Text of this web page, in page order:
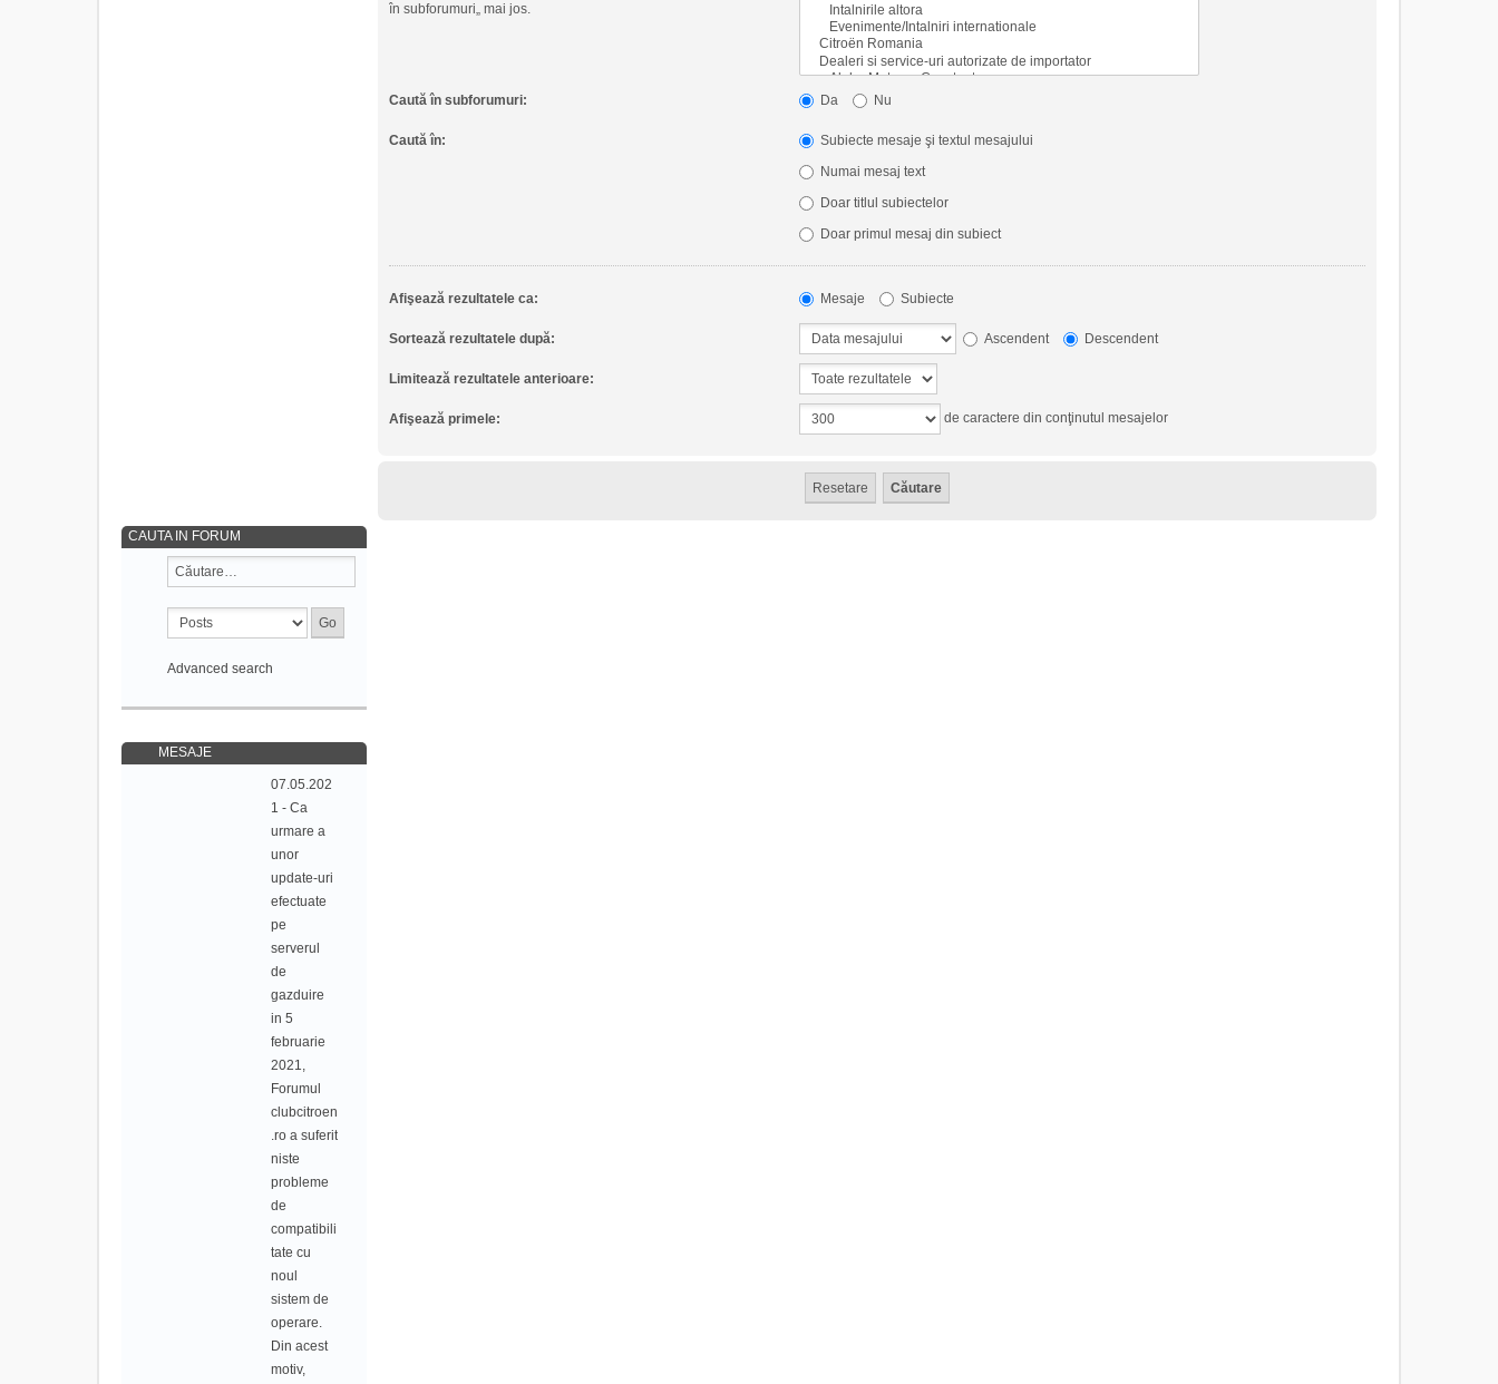
în subforumuri„ mai jos.
Caută în subforumuri: Da Nu
Caută în:
Subiecte mesaje şi textul mesajului
Numai mesaj text
Doar titlul subiectelor
Doar primul mesaj din subiect
Afişează rezultatele ca: Mesaje Subiecte
Sortează rezultatele după: Ascendent Descendent
Limitează rezultatele anterioare:
Afişează primele: de caractere din conţinutul mesajelor
CAUTA IN FORUM
Advanced search
MESAJE
07.05.202
1 - Ca
urmare a
unor
update-uri
efectuate
pe
serverul
de
gazduire
in 5
februarie
2021,
Forumul
clubcitroen
.ro a suferit
niste
probleme
de
compatibili
tate cu
noul
sistem de
operare.
Din acest
motiv,